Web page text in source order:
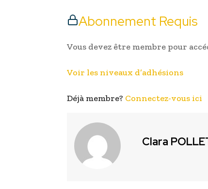
Abonnement Requis
Vous devez être membre pour
Voir les niveaux d’adhésions
Déjà membre? Connectez-vous ici
Clara